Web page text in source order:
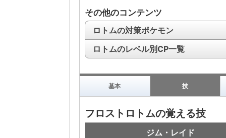
その他のコンテンツ
ロトムの対策ポケモン
ロトムのレベル別CP一覧
基本 技
フロストロトムの覚える技
ジム・レイド